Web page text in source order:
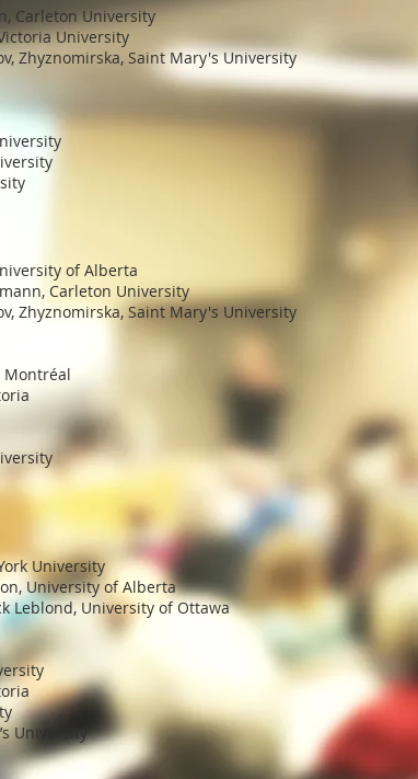
Carleton University
University
Zhyznomirska, Saint Mary's University
of Alberta
Carleton University
Zhyznomirska, Saint Mary's University
Montréal
University
University of Alberta
Leblond, University of Ottawa
University